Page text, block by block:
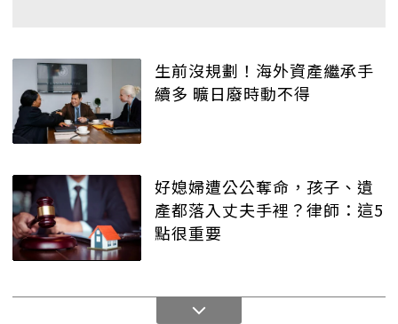
生前沒規劃！海外資產繼承手
續多 曠日廢時動不得
好媳婦遭公公奪命，孩子、遺
產都落入丈夫手裡？律師：這5
點很重要